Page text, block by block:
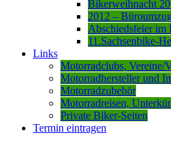
Bikerweihnacht
2012 –
Abschiedsfeier
11.Sachsenbike-
Links
Motorradclubs, Vereine/
Motorradhersteller und
Motorradzubehör
Motorradreisen,
Private Biker-Seiten
Termin eintragen